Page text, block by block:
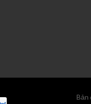
Bản